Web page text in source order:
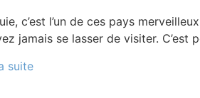
c’est l’un de ces pays
jamais se lasser de visiter. C’est
suite